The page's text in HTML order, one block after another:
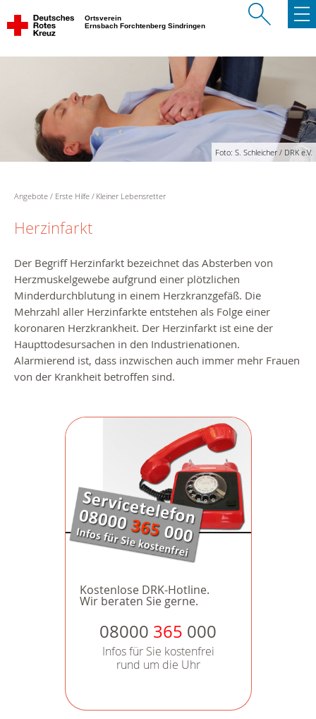
Ortsverein
Ernsbach Forchtenberg Sindringen
Foto: S. Schleicher / DRK e.V.
Angebote Erste Hilfe Kleiner Lebensretter
Herzinfarkt
Der Begriff Herzinfarkt bezeichnet das Absterben von
Herzmuskelgewebe aufgrund einer plötzlichen
Minderdurchblutung in einem Herzkranzgefäß. Die
Mehrzahl aller Herzinfarkte entstehen als Folge einer
koronaren Herzkrankheit. Der Herzinfarkt ist eine der
Haupttodesursachen in den Industrienationen.
Alarmierend ist, dass inzwischen auch immer mehr Frauen
von der Krankheit betroffen sind.
Kostenlose DRK-Hotline.
Wir beraten Sie gerne.
08000 365 000
Infos für Sie kostenfrei
rund um die Uhr